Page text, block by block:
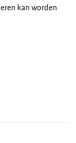
kan worden